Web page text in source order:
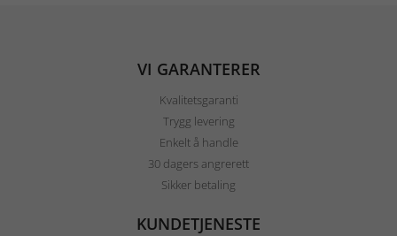
VI GARANTERER
Kvalitetsgaranti
Trygg levering
Enkelt å handle
30 dagers angrerett
Sikker betaling
KUNDETJENESTE